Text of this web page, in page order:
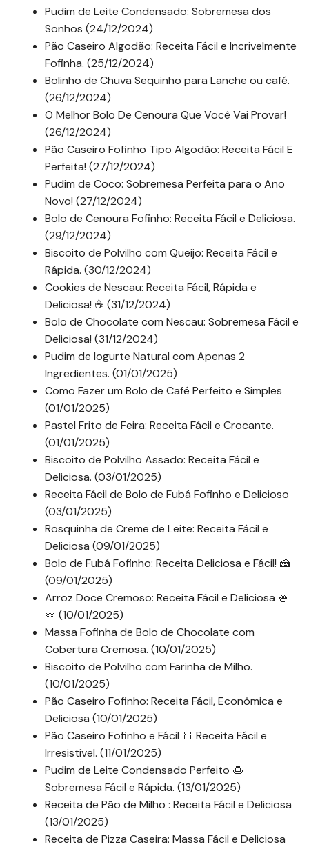
Pudim de Leite Condensado: Sobremesa dos
Sonhos (24/12/2024)
Pão Caseiro Algodão: Receita Fácil e Incrivelmente
Fofinha. (25/12/2024)
Bolinho de Chuva Sequinho para Lanche ou café.
(26/12/2024)
O Melhor Bolo De Cenoura Que Você Vai Provar!
(26/12/2024)
Pão Caseiro Fofinho Tipo Algodão: Receita Fácil E
Perfeita! (27/12/2024)
Pudim de Coco: Sobremesa Perfeita para o Ano
Novo! (27/12/2024)
Bolo de Cenoura Fofinho: Receita Fácil e Deliciosa.
(29/12/2024)
Biscoito de Polvilho com Queijo: Receita Fácil e
Rápida. (30/12/2024)
Cookies de Nescau: Receita Fácil, Rápida e
Deliciosa! ☕ (31/12/2024)
Bolo de Chocolate com Nescau: Sobremesa Fácil e
Deliciosa! (31/12/2024)
Pudim de Iogurte Natural com Apenas 2
Ingredientes. (01/01/2025)
Como Fazer um Bolo de Café Perfeito e Simples
(01/01/2025)
Pastel Frito de Feira: Receita Fácil e Crocante.
(01/01/2025)
Biscoito de Polvilho Assado: Receita Fácil e
Deliciosa. (03/01/2025)
Receita Fácil de Bolo de Fubá Fofinho e Delicioso
(03/01/2025)
Rosquinha de Creme de Leite: Receita Fácil e
Deliciosa (09/01/2025)
Bolo de Fubá Fofinho: Receita Deliciosa e Fácil! 🍰
(09/01/2025)
Arroz Doce Cremoso: Receita Fácil e Deliciosa 🍚
🍬 (10/01/2025)
Massa Fofinha de Bolo de Chocolate com
Cobertura Cremosa. (10/01/2025)
Biscoito de Polvilho com Farinha de Milho.
(10/01/2025)
Pão Caseiro Fofinho: Receita Fácil, Econômica e
Deliciosa (10/01/2025)
Pão Caseiro Fofinho e Fácil 🍞 Receita Fácil e
Irresistível. (11/01/2025)
Pudim de Leite Condensado Perfeito 🍮
Sobremesa Fácil e Rápida. (13/01/2025)
Receita de Pão de Milho : Receita Fácil e Deliciosa
(13/01/2025)
Receita de Pizza Caseira: Massa Fácil e Deliciosa